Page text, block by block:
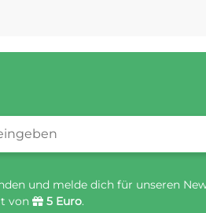
und melde dich für unseren
von
5 Euro.